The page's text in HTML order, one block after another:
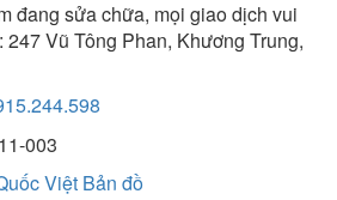
đang sửa chữa, mọi giao dịch vui
Vũ Tông Phan, Khương Trung,
003
Việt Bản đồ